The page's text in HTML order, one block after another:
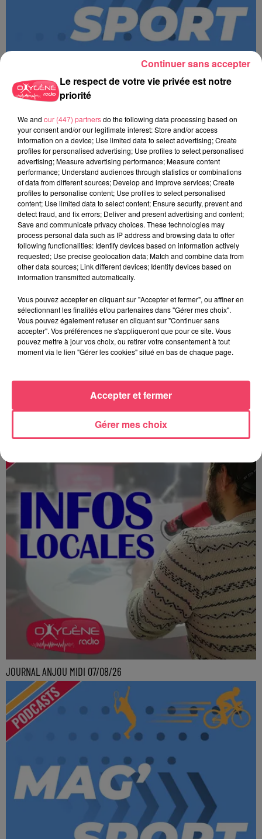
MAGSPORT MATIN 49 08/08/26
MAGSPORT SOIR 49 07/08/26
JOURNAL ANJOU MIDI 07/08/26
Le respect de votre vie privée est notre
priorité
We and our (447) partnersdo the following data processing based on
your consent and/or our legitimate interest: Store and/or access
information on a device; Use limited data to select advertising; Create
profiles for personalised advertising; Use profiles to select personalised
advertising; Measure advertising performance; Measure content
performance; Understand audiences through statistics or combinations
of data from different sources; Develop and improve services; Create
profiles to personalise content; Use profiles to select personalised
content; Use limited data to select content; Ensure security, prevent and
detect fraud, and fix errors; Deliver and present advertising and content;
Save and communicate privacy choices. These technologies may
process personal data such as IP address and browsing data to offer
following functionalities: Identify devices based on information actively
requested; Use precise geolocation data; Match and combine data from
other data sources; Link different devices; Identify devices based on
information transmitted automatically.
Vous pouvez accepter en cliquant sur "Accepter et fermer", ou affiner en
sélectionnant les finalités et/ou partenaires dans "Gérer mes choix".
Vous pouvez également refuser en cliquant sur "Continuer sans
accepter". Vos préférences ne s'appliqueront que pour ce site. Vous
pouvez mettre à jour vos choix, ou retirer votre consentement à tout
moment via le lien "Gérer les cookies" situé en bas de chaque page.
Gérer mes choix
Accepter et fermer
Continuer sans accepter